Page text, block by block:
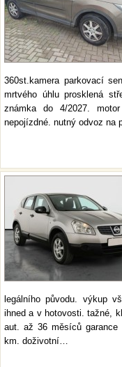
360st.kamera parkovací
mrtvého úhlu prosklená
známka do 4/2027.
nepojízdné. nutný odvoz na
legálního původu. výkup
ihned a v hotovosti. tažné,
aut. až 36 měsíců
km. doživotní…